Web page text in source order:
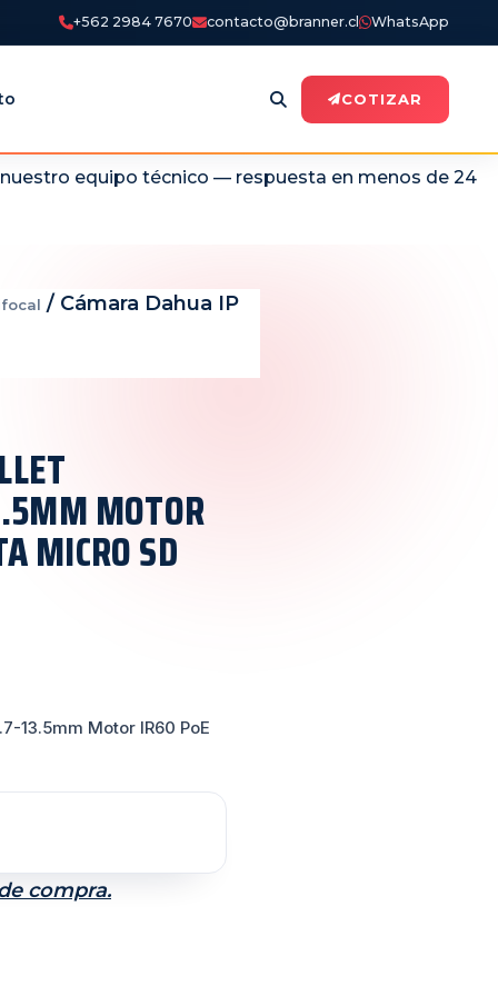
+562 2984 7670 contacto@branner.cl WhatsApp
COTIZAR
equipo técnico — respuesta en menos de 24
/ Cámara Dahua IP
MOTOR
MICRO SD
13.5mm Motor IR60 PoE
compra.